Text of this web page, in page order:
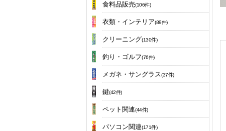
食料品販売(106件)
衣類・インテリア(89件)
クリーニング(130件)
釣り・ゴルフ(76件)
メガネ・サングラス(37件)
鍵(42件)
ペット関連(44件)
パソコン関連(171件)